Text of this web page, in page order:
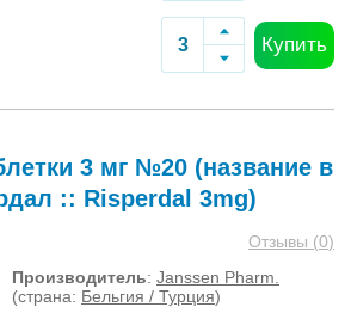
Купить
3 мг №20 (название в
:: Risperdal 3mg)
Отзывы (0)
Производитель: Janssen Pharm.
(страна: Бельгия / Турция)